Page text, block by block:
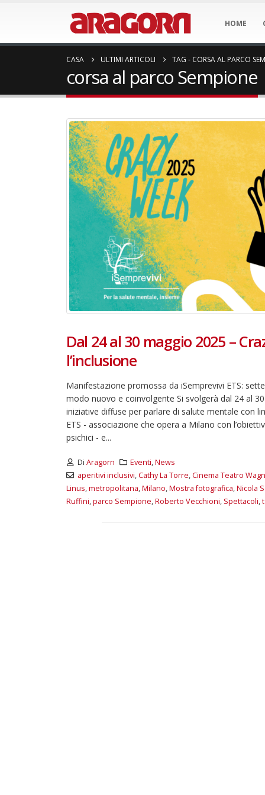
HOME
CASA ULTIMI ARTICOLI TAG - CORSA AL PARCO
corsa al parco Sempione
Dal 24 al 30 maggio 2025 –
l’inclusione
Manifestazione promossa da iSemprevivi ETS:
modo nuovo e coinvolgente Si svolgerà dal 24 al
iniziative diffuse per parlare di salute mentale con
ETS - associazione che opera a Milano con
psichici - e...
Di Aragorn Eventi,News
aperitivi inclusivi,Cathy La Torre,Cinema Teatro
Linus,metropolitana,Milano,Mostra fotografica,Nicola
Ruffini,parco Sempione,Roberto Vecchioni, Spettacoli,